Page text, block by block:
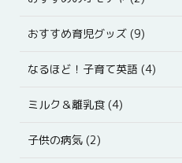
おすすめ育児グッズ (9)
なるほど！子育て英語 (4)
ミルク＆離乳食 (4)
子供の病気 (2)